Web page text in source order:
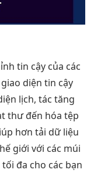
tin cậy của các
giao diện tin cậy
lịch, tác tăng
thư đến hóa tệp
hơn tải dữ liệu
giới với các múi
đa cho các bạn